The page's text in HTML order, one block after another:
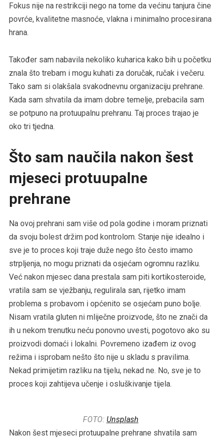
Fokus nije na restrikciji nego na tome da većinu tanjura čine
povrće, kvalitetne masnoće, vlakna i minimalno procesirana
hrana.
Također sam nabavila nekoliko kuharica kako bih u početku
znala što trebam i mogu kuhati za doručak, ručak i večeru.
Tako sam si olakšala svakodnevnu organizaciju prehrane.
Kada sam shvatila da imam dobre temelje, prebacila sam
se potpuno na protuupalnu prehranu. Taj proces trajao je
oko tri tjedna.
Što sam naučila nakon šest
mjeseci protuupalne
prehrane
Na ovoj prehrani sam više od pola godine i moram priznati
da svoju bolest držim pod kontrolom. Stanje nije idealno i
sve je to proces koji traje duže nego što često imamo
strpljenja, no mogu priznati da osjećam ogromnu razliku.
Već nakon mjesec dana prestala sam piti kortikosteroide,
vratila sam se vježbanju, regulirala san, rijetko imam
problema s probavom i općenito se osjećam puno bolje.
Nisam vratila gluten ni mliječne proizvode, što ne znači da
ih u nekom trenutku neću ponovno uvesti, pogotovo ako su
proizvodi domaći i lokalni. Povremeno izađem iz ovog
režima i isprobam nešto što nije u skladu s pravilima.
Nekad primijetim razliku na tijelu, nekad ne. No, sve je to
proces koji zahtijeva učenje i osluškivanje tijela.
FOTO: Unsplash
Nakon šest mjeseci protuupalne prehrane shvatila sam